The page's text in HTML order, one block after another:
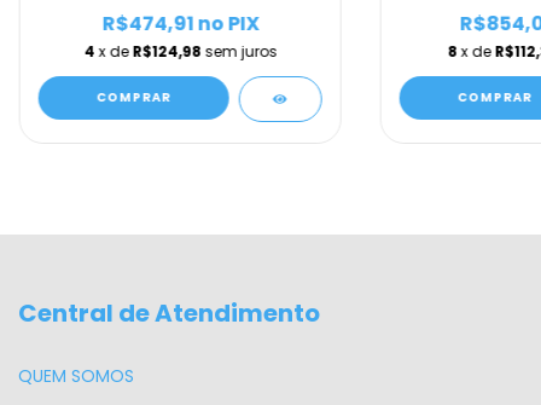
4x deR$124,98 sem juros
R$474,91no PIX
COMPRAR
8 x de
COMPRAR
Central de Atendimento
QUEM SOMOS